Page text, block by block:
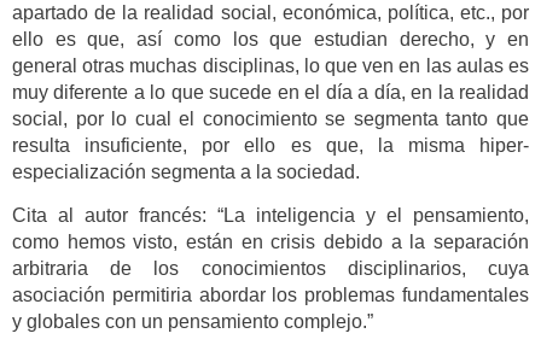
apartado de la realidad social, económica, política, etc., por
ello es que, así como los que estudian derecho, y en
general otras muchas disciplinas, lo que ven en las aulas es
muy diferente a lo que sucede en el día a día, en la realidad
social, por lo cual el conocimiento se segmenta tanto que
resulta insuficiente, por ello es que, la misma hiper-
especialización segmenta a la sociedad.
Cita al autor francés: “La inteligencia y el pensamiento,
como hemos visto, están en crisis debido a la separación
arbitraria de los conocimientos disciplinarios, cuya
asociación permitiria abordar los problemas fundamentales
y globales con un pensamiento complejo.”